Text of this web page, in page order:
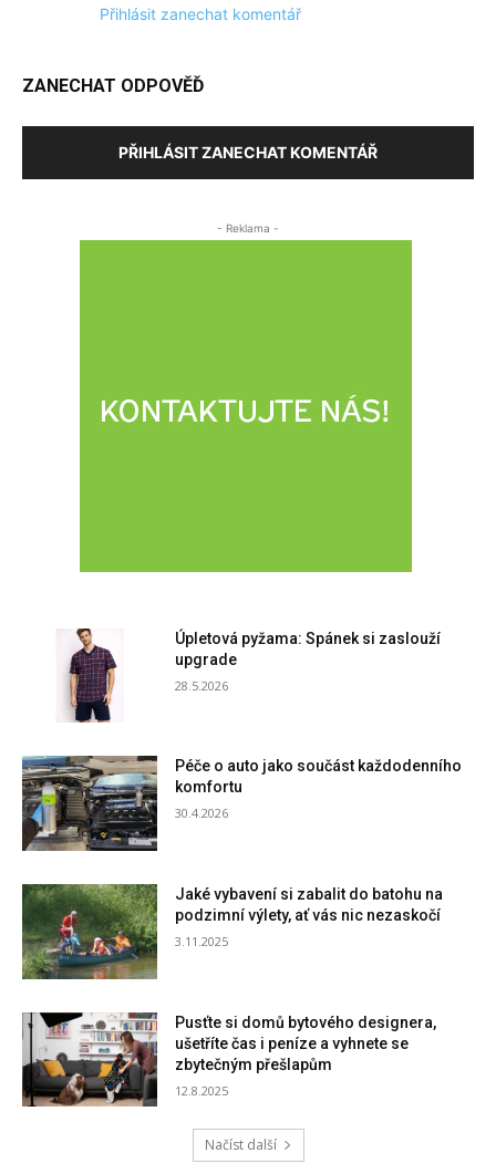
Přihlásit zanechat komentář
ZANECHAT ODPOVĚĎ
PŘIHLÁSIT ZANECHAT KOMENTÁŘ
- Reklama -
Úpletová pyžama: Spánek si zaslouží
upgrade
28.5.2026
Péče o auto jako součást každodenního
komfortu
30.4.2026
Jaké vybavení si zabalit do batohu na
podzimní výlety, ať vás nic nezaskočí
3.11.2025
Pusťte si domů bytového designera,
ušetříte čas i peníze a vyhnete se
zbytečným přešlapům
12.8.2025
Načíst další